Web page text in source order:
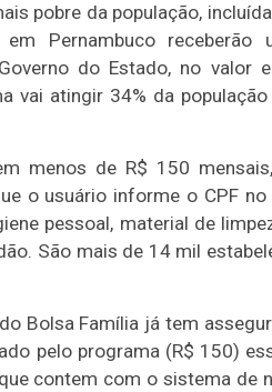
pobre da população,
Pernambuco receberão
do Estado, no valor
atingir 34% da população
menos de R$ 150
o usuário informe o CPF
pessoal, material de
São mais de 14 mil
Bolsa Família já tem
pelo programa (R$ 150)
contem com o sistema de